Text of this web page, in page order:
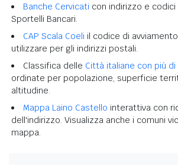
Banche Cervicati con indirizzo e codici
Sportelli Bancari.
CAP Scala Coeli il codice di
utilizzare per gli indirizzi postali.
Classifica delle Città italiane con più
ordinate per popolazione, superficie
altitudine.
Mappa Laino Castello interattiva con
dell'indirizzo. Visualizza anche i comuni
mappa.